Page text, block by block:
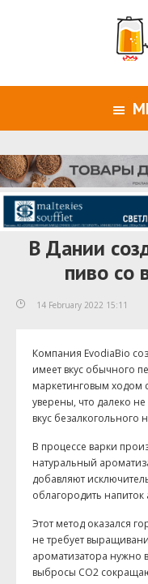
В Дании
пиво со
14 February 2022 15:11
Компания EvodiaBio
имеет вкус обычного
маркетинговым ходом
уверены, что далеко
вкус безалкогольного
В процессе варки
натуральный
добавляют
облагородить напиток
Этот метод оказался
не требует
ароматизатора нужно
выбросы CO2